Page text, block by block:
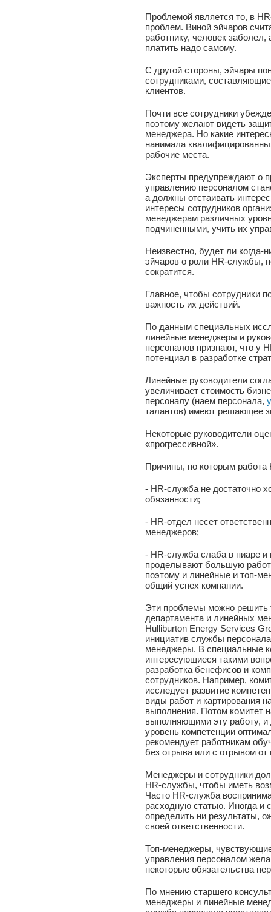
Проблемой является то, в
проблем. Виной эйчаров
работнику, человек заболел,
платить надо самому.
С другой стороны, эйчары
сотрудниками,
клиентов.
Почти все сотрудники
поэтому желают видеть
менеджера. Но какие
нанимала
рабочие места.
Эксперты предупреждают о
управлению персоналом
а должны отстаивать
интересы сотрудников
менеджерам различных
подчиненными, учить их
Неизвестно, будет ли когда-
эйчаров о роли HR-службы,
сократится.
Главное, чтобы сотрудники
важность их действий.
По данным специальных
линейные менеджеры и
персоналов признают, что у
потенциал в разработке
Линейные руководители
увеличивает стоимость
персоналу (наем персонала,
талантов) имеют решающее
Некоторые руководители
«прогрессивной».
Причины, по которым
- HR-служба не достаточно
обязанности;
- HR-отдел несет
менеджеров;
- HR-служба слаба в пиаре и
проделывают большую
поэтому и линейные и топ-
общий успех компании.
Эти проблемы можно решить
департамента и линейных
Hulliburton Energy Services
инициатив службы
менеджеры. В специальные
интересующиеся такими
разработка бенефисов и
сотрудников. Например,
исследует развитие
виды работ и картирования
выполнения. Потом комитет
выполняющими эту работу, и
уровень компетенции
рекомендует работникам
без отрыва или с отрывом от
Менеджеры и сотрудники
HR-службы, чтобы иметь
Часто HR-служба
расходную статью. Иногда и
определить ни результаты,
своей ответственности.
Топ-менеджеры,
управления персоналом
некоторые обязательства
По мнению старшего
менеджеры и линейные